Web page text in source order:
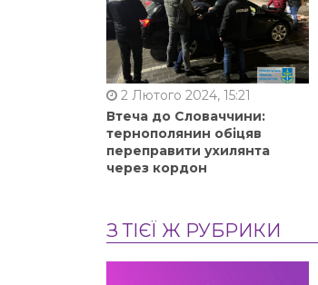
2 Лютого 2024, 15:21
Втеча до Словаччини:
тернополянин обіцяв
переправити ухилянта
через кордон
З ТІЄЇ Ж РУБРИКИ